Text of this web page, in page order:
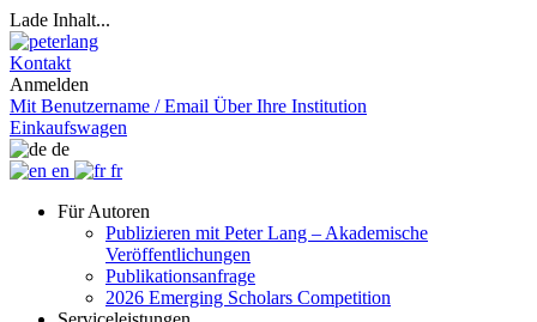
Lade Inhalt...
Kontakt
Anmelden
Mit Benutzername / Email Über Ihre Institution
Einkaufswagen
de
en
fr
Für Autoren
Publizieren mit Peter Lang – Akademische
Veröffentlichungen
Publikationsanfrage
2026 Emerging Scholars Competition